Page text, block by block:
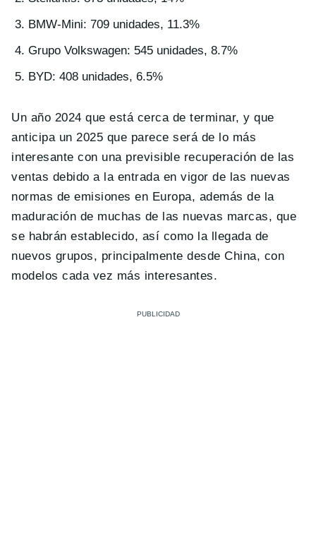
BMW-Mini: 709 unidades, 11.3%
Grupo Volkswagen: 545 unidades, 8.7%
BYD: 408 unidades, 6.5%
Un año 2024 que está cerca de terminar, y que
anticipa un 2025 que parece será de lo más
interesante con una previsible recuperación de las
ventas debido a la entrada en vigor de las nuevas
normas de emisiones en Europa, además de la
maduración de muchas de las nuevas marcas, que
se habrán establecido, así como la llegada de
nuevos grupos, principalmente desde China, con
modelos cada vez más interesantes.